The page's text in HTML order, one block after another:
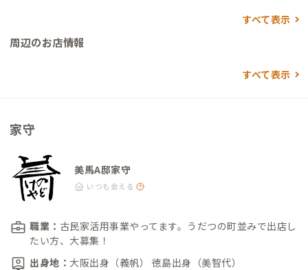
すべて表示
周辺のお店情報
すべて表示
家守
美馬A邸家守
いつも会える
職業： 古民家活用事業やってます。うだつの町並みで出店し
たい方、大募集！
出身地： 大阪出身（義帆） 徳島出身（美智代）